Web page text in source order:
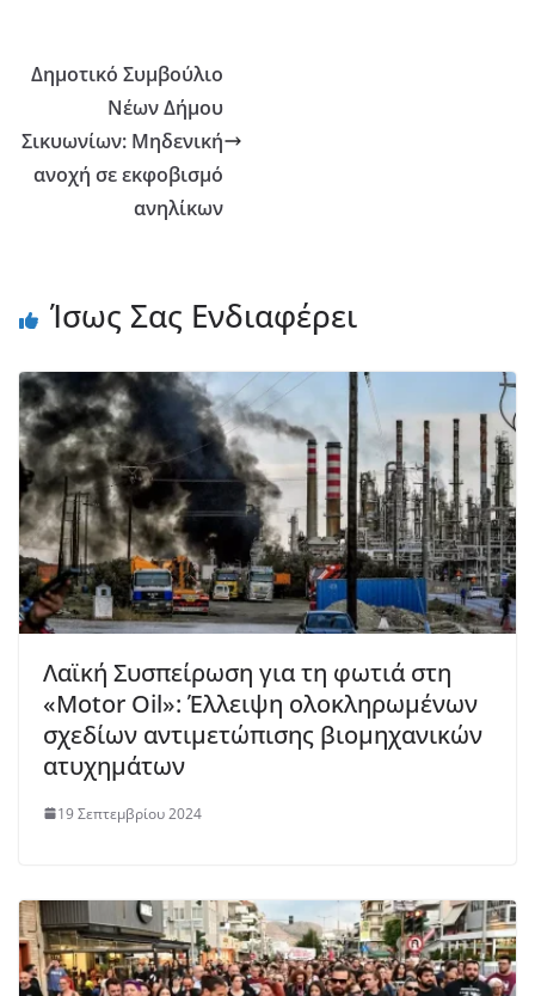
Δημοτικό Συμβούλιο
Νέων Δήμου
Σικυωνίων: Μηδενική
ανοχή σε εκφοβισμό
ανηλίκων
Ίσως Σας Ενδιαφέρει
Λαϊκή Συσπείρωση για τη φωτιά στη
«Motor Oil»: Έλλειψη ολοκληρωμένων
σχεδίων αντιμετώπισης βιομηχανικών
ατυχημάτων
19 Σεπτεμβρίου 2024